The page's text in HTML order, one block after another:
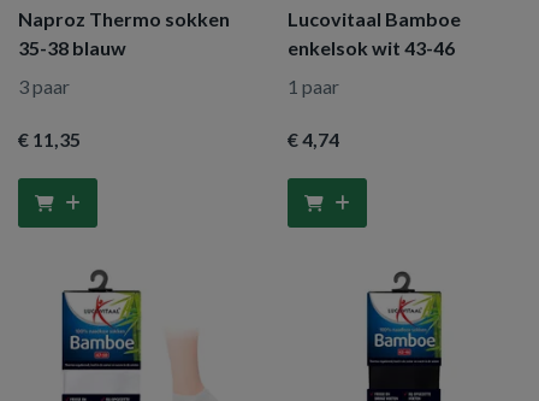
Naproz Thermo sokken
35-38 blauw
3 paar
€ 11,35
Lucovitaal Bamboe
enkelsok wit 43-46
1 paar
€ 4,74